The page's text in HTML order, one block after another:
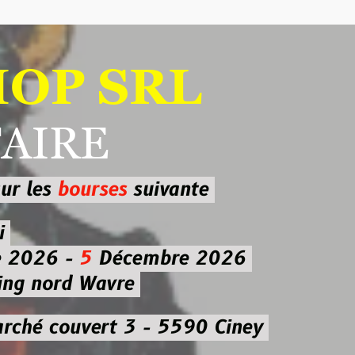
SRL
suivante
5Décembre 2026
Wavre
3 - 5590 Ciney